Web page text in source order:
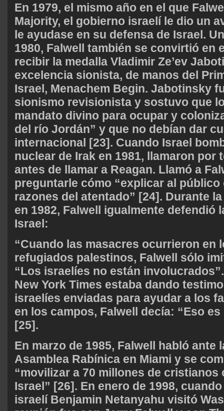
En 1979, el mismo año en el que
Majority, el gobierno israelí le dio un
le ayudase en su defensa de Israel.
1980, Falwell también se convirtió en
recibir la medalla Vladimir Ze’ev
excelencia sionista, de manos del
Israel, Menachem Begin. Jabotinsky
sionismo revisionista y sostuvo que
mandato divino para ocupar y
del río Jordán” y que no debían dar
internacional [23]. Cuando Israel
nuclear de Irak en 1981, llamaron por
antes de llamar a Reagan. Llamó a
preguntarle cómo “explicar al
razones del atentado” [24]. Durante
en 1982, Falwell igualmente defendió
Israel:
“Cuando las masacres ocurrieron en
refugiados palestinos, Falwell sólo
“Los israelíes no están
New York Times estaba dando
israelíes enviadas para ayudar a los
en los campos, Falwell decía: “Eso
[25].
En marzo de 1985, Falwell habló ante
Asamblea Rabínica en Miami y se
“movilizar a 70 millones de
Israel” [26]. En enero de 1998,
israelí Benjamin Netanyahu visitó